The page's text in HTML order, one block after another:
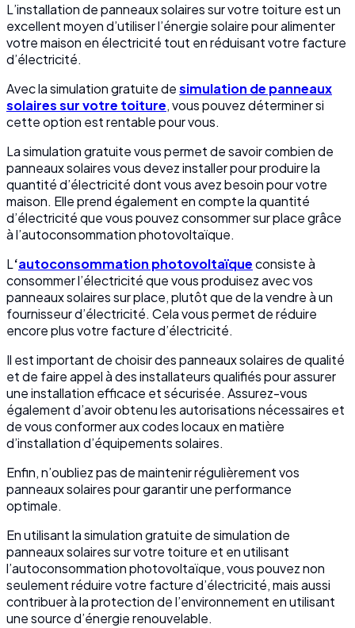
L’installation de panneaux solaires sur votre toiture est un
excellent moyen d’utiliser l’énergie solaire pour alimenter
votre maison en électricité tout en réduisant votre facture
d’électricité.
Avec la simulation gratuite desimulation de panneaux
solaires sur votre toiture, vous pouvez déterminer si
cette option est rentable pour vous.
La simulation gratuite vous permet de savoir combien de
panneaux solaires vous devez installer pour produire la
quantité d’électricité dont vous avez besoin pour votre
maison. Elle prend également en compte la quantité
d’électricité que vous pouvez consommer sur place grâce
à l’autoconsommation photovoltaïque.
L‘autoconsommation photovoltaïqueconsiste à
consommer l’électricité que vous produisez avec vos
panneaux solaires sur place, plutôt que de la vendre à un
fournisseur d’électricité. Cela vous permet de réduire
encore plus votre facture d’électricité.
Il est important de choisir des panneaux solaires de qualité
et de faire appel à des installateurs qualifiés pour assurer
une installation efficace et sécurisée. Assurez-vous
également d’avoir obtenu les autorisations nécessaires et
de vous conformer aux codes locaux en matière
d’installation d’équipements solaires.
Enfin, n’oubliez pas de maintenir régulièrement vos
panneaux solaires pour garantir une performance
optimale.
En utilisant la simulation gratuite de simulation de
panneaux solaires sur votre toiture et en utilisant
l’autoconsommation photovoltaïque, vous pouvez non
seulement réduire votre facture d’électricité, mais aussi
contribuer à la protection de l’environnement en utilisant
une source d’énergie renouvelable.